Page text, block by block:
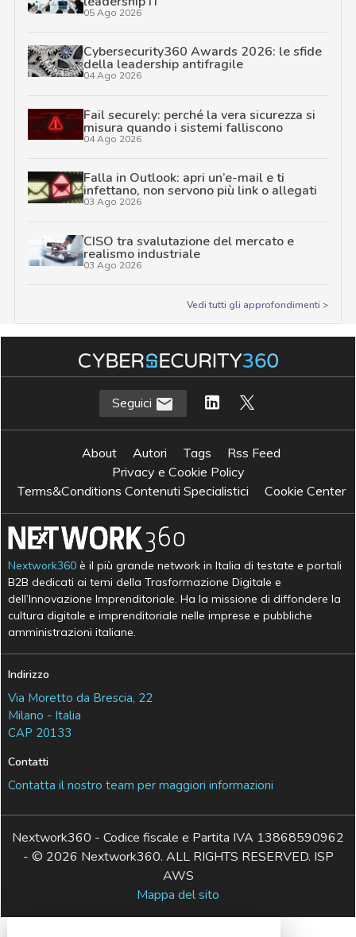
05 Ago 2026
Cybersecurity360 Awards 2026: le sfide
della leadership antifragile
04 Ago 2026
Fail securely: perché la vera sicurezza si
misura quando i sistemi falliscono
04 Ago 2026
Falla in Outlook: apri un’e-mail e ti
infettano, non servono più link o allegati
03 Ago 2026
CISO tra svalutazione del mercato e
realismo industriale
03 Ago 2026
Vedi tutti gli approfondimenti >
Seguici
About Autori Tags
Rss Feed
Privacy e Cookie Policy
Terms&Conditions Contenuti Specialistici
Cookie Center
Nextwork360 è il più grande network in Italia di testate e portali
B2B dedicati ai temi della Trasformazione Digitale e
dell’Innovazione Imprenditoriale. Ha la missione di diffondere la
cultura digitale e imprenditoriale nelle imprese e pubbliche
amministrazioni italiane.
Indirizzo
Via Moretto da Brescia, 22
Milano - Italia
CAP 20133
Contatti
Contatta il nostro team per maggiori informazioni
Nextwork360 - Codice fiscale e Partita IVA 13868590962
- © 2026 Nextwork360. ALL RIGHTS RESERVED. ISP
AWS
Mappa del sito